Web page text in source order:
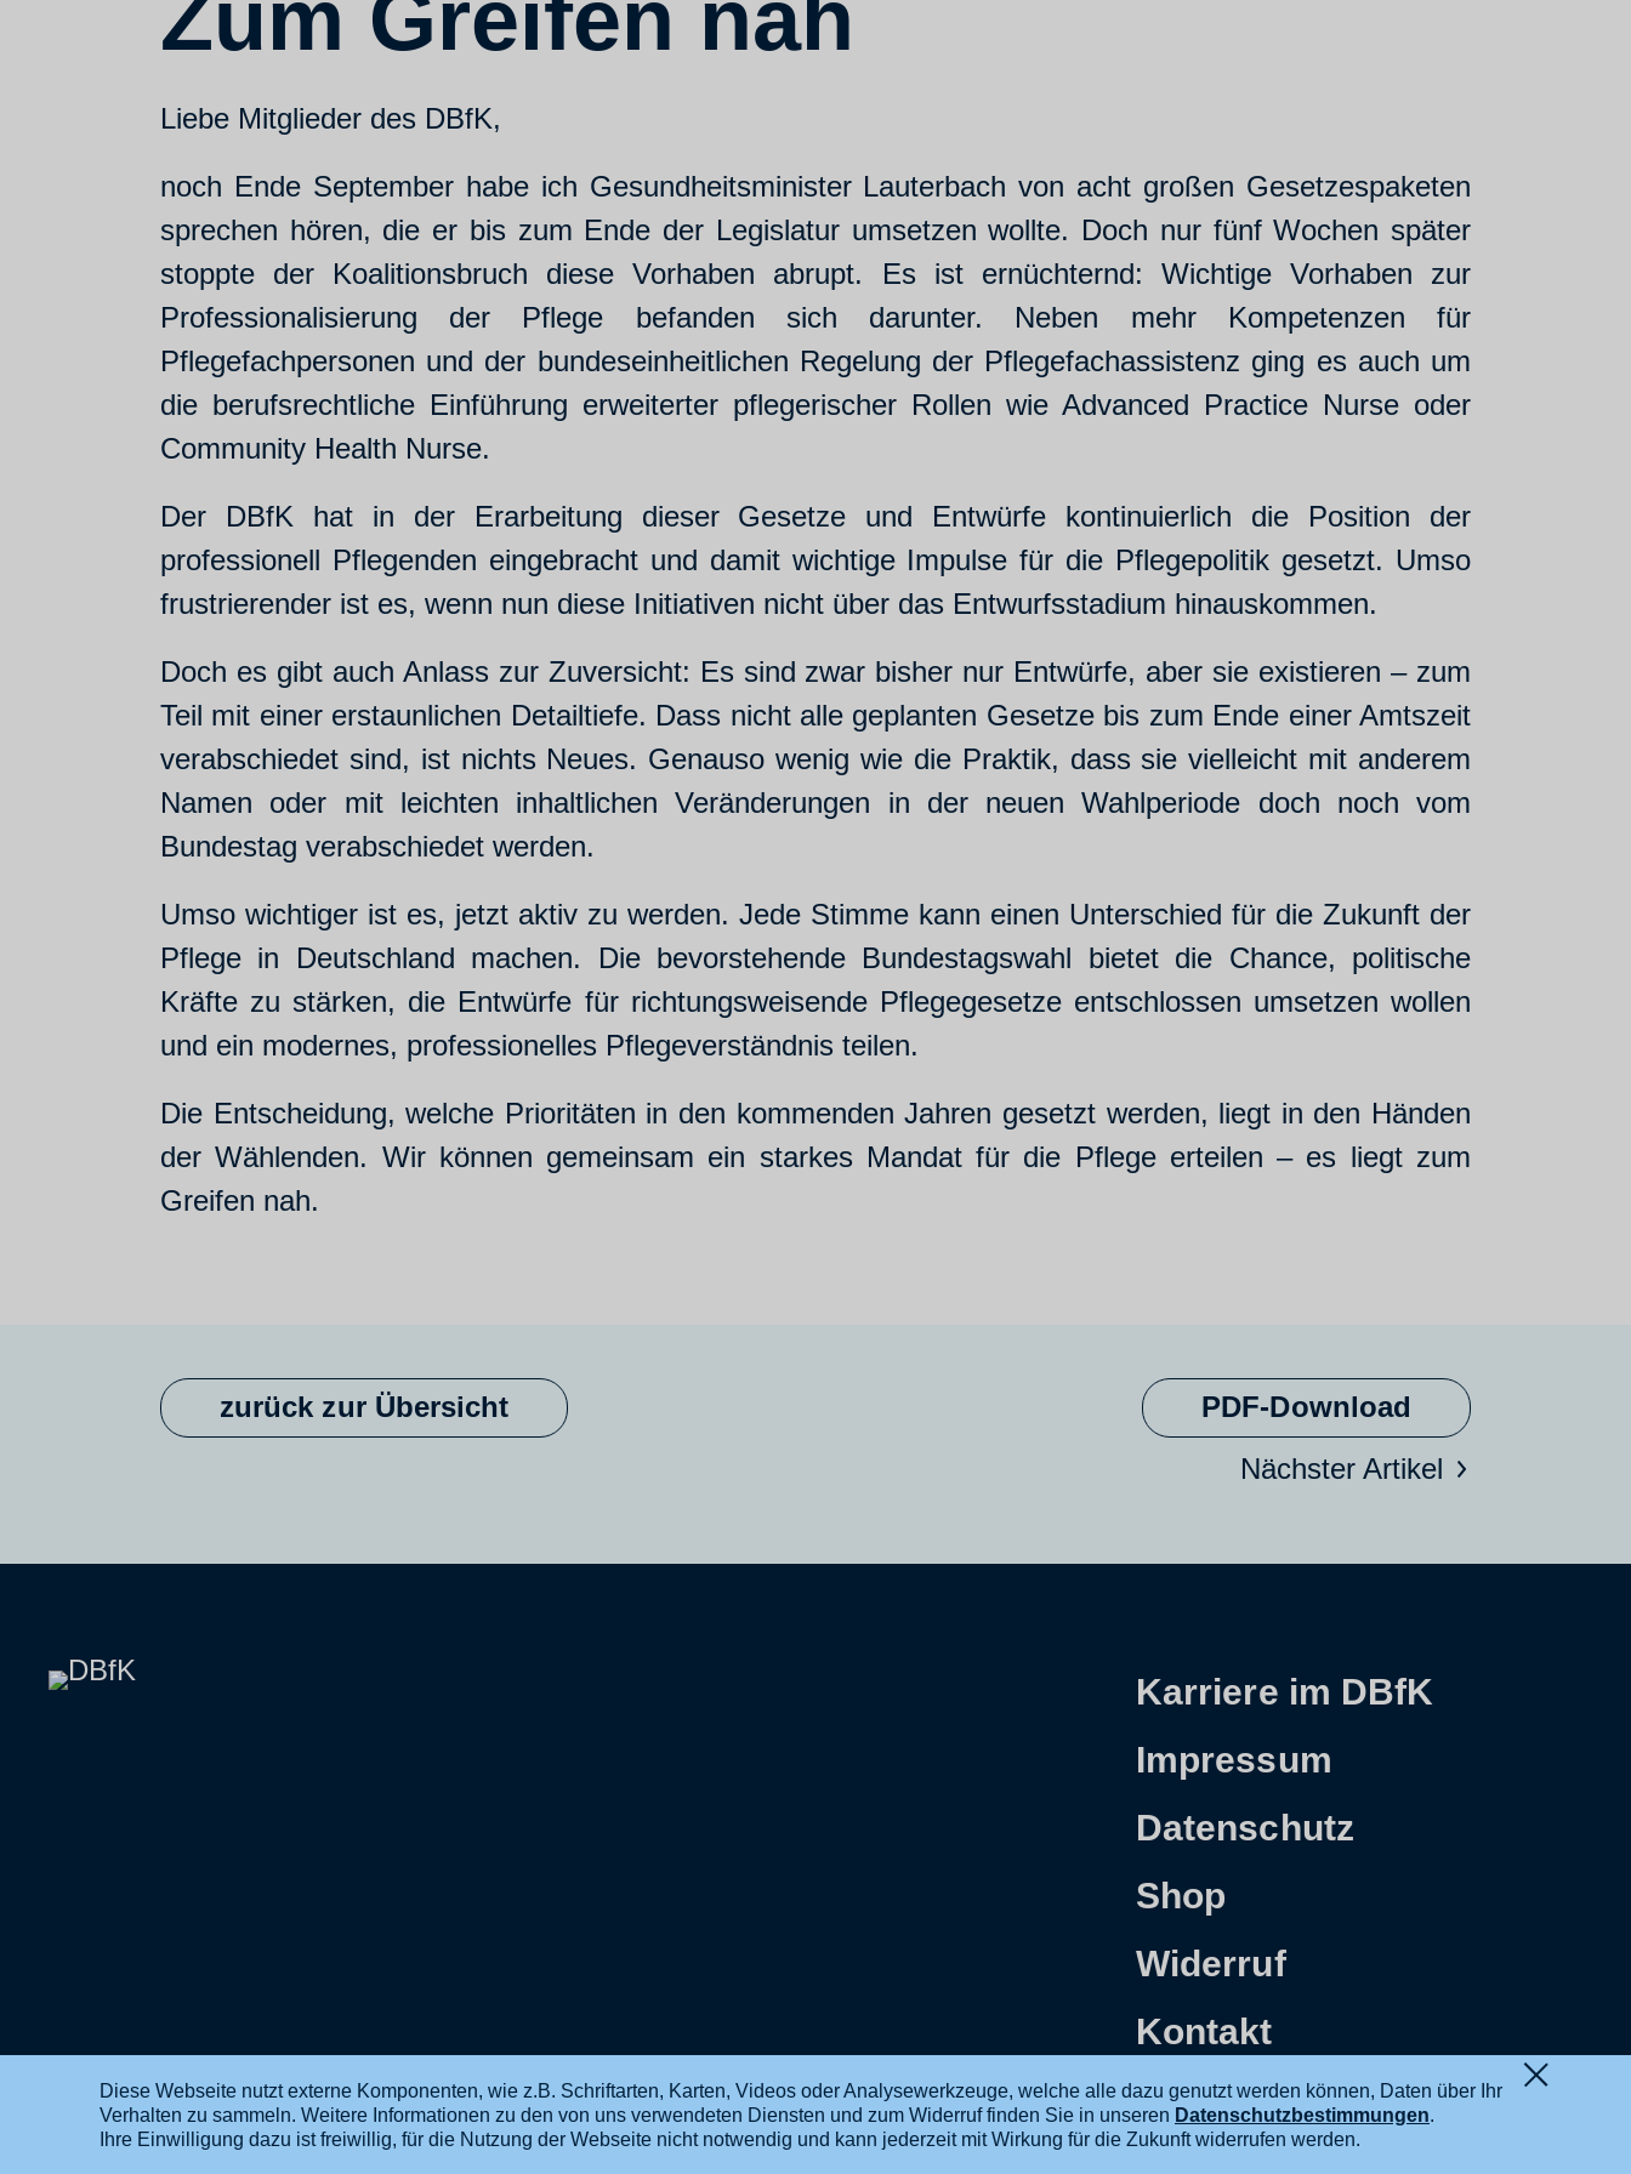
Liebe Mitglieder des DBfK,
noch Ende September habe ich Gesundheitsminister Lauterbach von acht großen Gesetzespaketen
sprechen hören, die er bis zum Ende der Legislatur umsetzen wollte. Doch nur fünf Wochen später
stoppte der Koalitionsbruch diese Vorhaben abrupt. Es ist ernüchternd: Wichtige Vorhaben zur
Professionalisierung der Pflege befanden sich darunter. Neben mehr Kompetenzen für
Pflegefachpersonen und der bundeseinheitlichen Regelung der Pflegefachassistenz ging es auch um
die berufsrechtliche Einführung erweiterter pflegerischer Rollen wie Advanced Practice Nurse oder
Community Health Nurse.
Der DBfK hat in der Erarbeitung dieser Gesetze und Entwürfe kontinuierlich die Position der
professionell Pflegenden eingebracht und damit wichtige Impulse für die Pflegepolitik gesetzt. Umso
frustrierender ist es, wenn nun diese Initiativen nicht über das Entwurfsstadium hinauskommen.
Doch es gibt auch Anlass zur Zuversicht: Es sind zwar bisher nur Entwürfe, aber sie existieren – zum
Teil mit einer erstaunlichen Detailtiefe. Dass nicht alle geplanten Gesetze bis zum Ende einer Amtszeit
verabschiedet sind, ist nichts Neues. Genauso wenig wie die Praktik, dass sie vielleicht mit anderem
Namen oder mit leichten inhaltlichen Veränderungen in der neuen Wahlperiode doch noch vom
Bundestag verabschiedet werden.
Umso wichtiger ist es, jetzt aktiv zu werden. Jede Stimme kann einen Unterschied für die Zukunft der
Pflege in Deutschland machen. Die bevorstehende Bundestagswahl bietet die Chance, politische
Kräfte zu stärken, die Entwürfe für richtungsweisende Pflegegesetze entschlossen umsetzen wollen
und ein modernes, professionelles Pflegeverständnis teilen.
Die Entscheidung, welche Prioritäten in den kommenden Jahren gesetzt werden, liegt in den Händen
der Wählenden. Wir können gemeinsam ein starkes Mandat für die Pflege erteilen – es liegt zum
Greifen nah.
zurück zur Übersicht
PDF-Download
Nächster Artikel
Karriere im DBfK
Impressum
Datenschutz
Shop
Widerruf
Kontakt
EN
Diese Webseite nutzt externe Komponenten, wie z.B. Schriftarten, Karten, Videos oder Analysewerkzeuge, welche alle dazu genutzt werden können, Daten über Ihr
Verhalten zu sammeln. Weitere Informationen zu den von uns verwendeten Diensten und zum Widerruf finden Sie in unseren Datenschutzbestimmungen.
Ihre Einwilligung dazu ist freiwillig, für die Nutzung der Webseite nicht notwendig und kann jederzeit mit Wirkung für die Zukunft widerrufen werden.